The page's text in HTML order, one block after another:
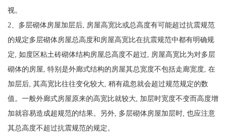
视。
2、多层砌体房屋加层后, 房屋高宽比或总高度有可能超过抗震规范
的规定多层砌体房屋总高度和房屋高宽比在抗震规范中都有明确规
定, 如度区粘土砖砌体结构房屋总高度不超过, 房屋高宽比为对多层
砌体的房屋, 特别是外廊式结构的房屋其总宽度不包括走廊宽度, 在
加层后, 其高宽比往往变化较大, 稍有疏忽就会超过规范规定的数
值。一般外廊式房屋原来的高宽比就较大, 加层时宽度不变而高度增
加就容易造成超规范的结果。另外, 多层砌体房屋加层时, 也应注意
其总高度不超过抗震规范的规定。